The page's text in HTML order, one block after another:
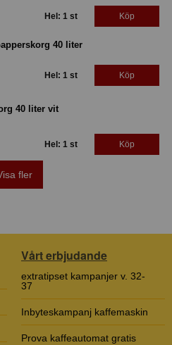
Hel: 1 st Köp
40 liter
Hel: 1 st Köp
40 liter vit
Hel: 1 st Köp
fler
Vårt erbjudande
extratipset kampanjer v. 32-
37
Inbyteskampanj kaffemaskin
Prova kaffeautomat gratis